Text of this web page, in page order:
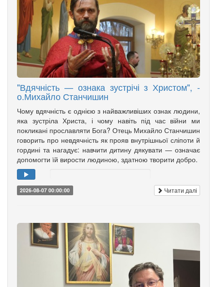
"Вдячність — ознака зустрічі з Христом", -
о.Михайло Станчишин
Чому вдячність є однією з найважливіших ознак людини,
яка зустріла Христа, і чому навіть під час війни ми
покликані прославляти Бога? Отець Михайло Станчишин
говорить про невдячність як прояв внутрішньої сліпоти й
гордині та нагадує: навчити дитину дякувати — означає
допомогти їй вирости людиною, здатною творити добро.
2026-08-07 00:00:00 Читати далі